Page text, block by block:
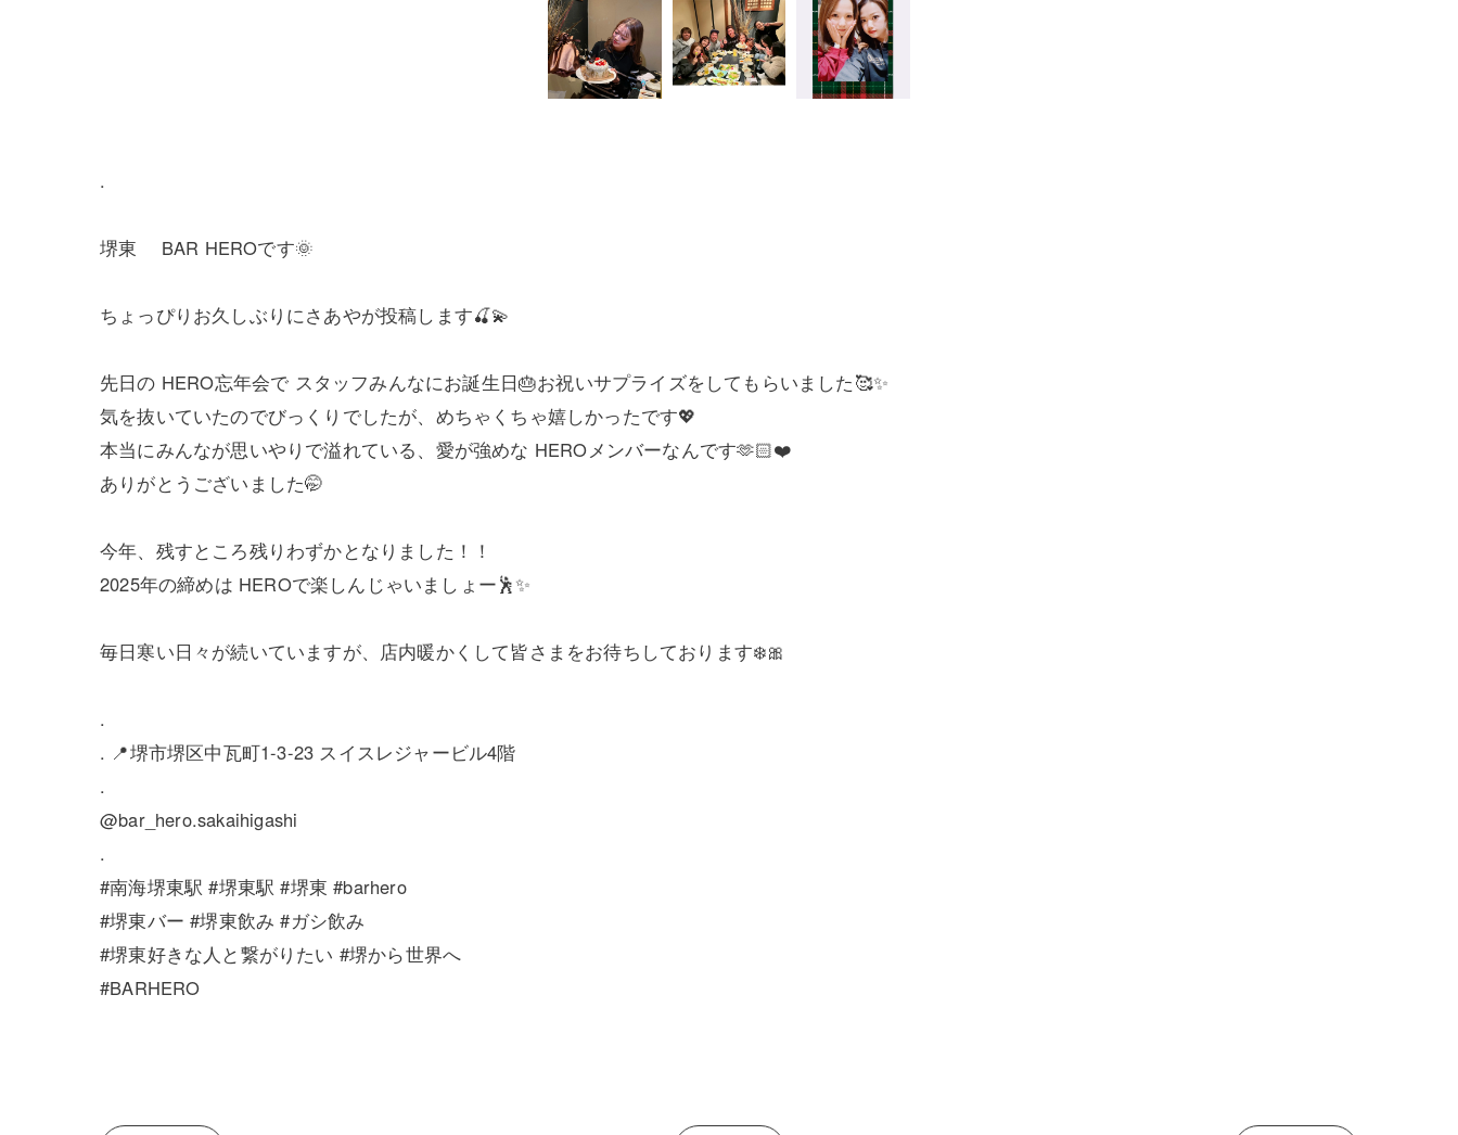
.
堺東 BAR HEROです🌞
ちょっぴりお久しぶりにさあやが投稿します🍒💫
先日の HERO忘年会で スタッフみんなにお誕生日🎂お祝いサプライズをしてもらいました🥰✨
気を抜いていたのでびっくりでしたが、めちゃくちゃ嬉しかったです💖
本当にみんなが思いやりで溢れている、愛が強めな HEROメンバーなんです🫶🏻❤️
ありがとうございました🤭
今年、残すところ残りわずかとなりました！！
2025年の締めは HEROで楽しんじゃいましょー🕺✨
毎日寒い日々が続いていますが、店内暖かくして皆さまをお待ちしております❄️🎀
.
. 📍堺市堺区中瓦町1-3-23 スイスレジャービル4階
.
@bar_hero.sakaihigashi
.
#南海堺東駅 #堺東駅 #堺東 #barhero
#堺東バー #堺東飲み #ガシ飲み
#堺東好きな人と繋がりたい #堺から世界へ
#BARHERO